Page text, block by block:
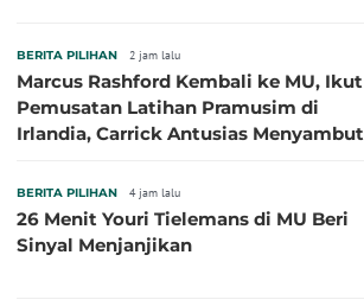
BERITA PILIHAN 2 jam lalu
Marcus Rashford Kembali ke MU, Ikut
Pemusatan Latihan Pramusim di
Irlandia, Carrick Antusias Menyambut
BERITA PILIHAN 4 jam lalu
26 Menit Youri Tielemans di MU Beri
Sinyal Menjanjikan